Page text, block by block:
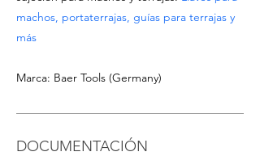
machos, portaterrajas, guías para terrajas y
más
Marca: Baer Tools (Germany)
DOCUMENTACIÓN